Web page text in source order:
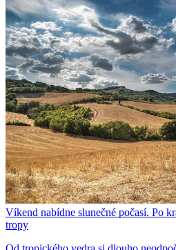
Víkend nabídne slunečné počasí. Po
tropy